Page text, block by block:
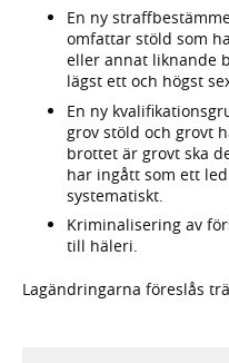
En ny
omfattar stöld som
eller annat liknande
lägst ett och högst
En ny
grov stöld och grovt
brottet är grovt ska
har ingått som ett
systematiskt.
Kriminalisering av
till häleri.
Lagändringarna föreslås